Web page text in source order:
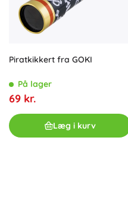
Piratkikkert fra GOKI
På lager
69 kr.
Læg i kurv